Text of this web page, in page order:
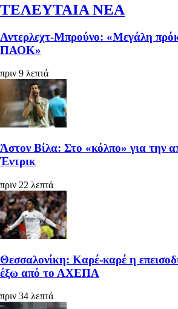
ΤΕΛΕΥΤΑΙΑ ΝΕΑ
Αντερλεχτ-Μπρούνο: «Μεγάλη
ΠΑΟΚ»
πριν 9 λεπτά
Άστον Βίλα: Στο «κόλπο» για την
Έντρικ
πριν 22 λεπτά
Θεσσαλονίκη: Καρέ-καρέ η
έξω από το ΑΧΕΠΑ
πριν 34 λεπτά